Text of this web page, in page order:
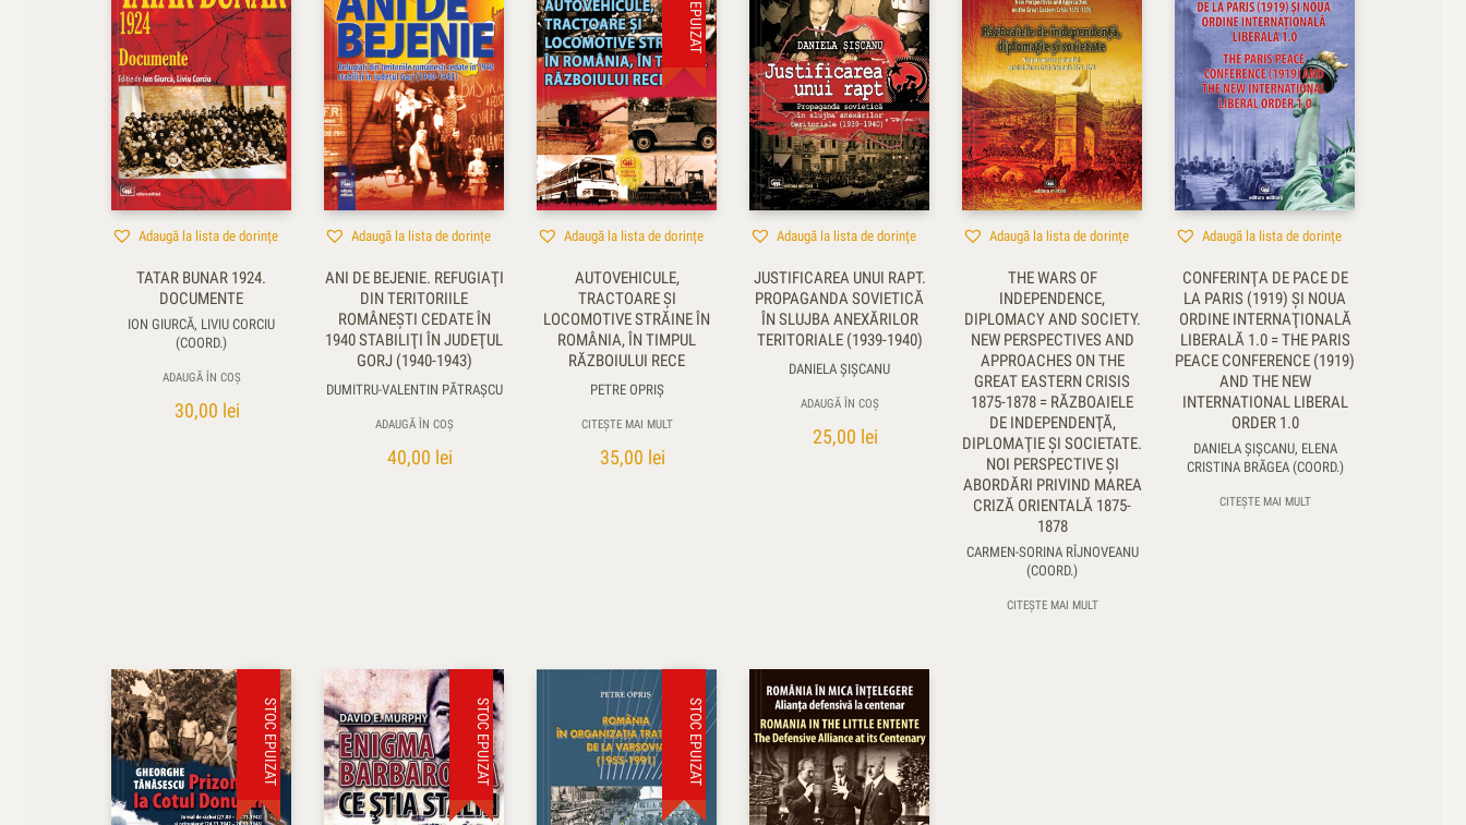
Adaugă la lista de dorințe
TATAR BUNAR 1924.
DOCUMENTE
ION GIURCĂ, LIVIU CORCIU
(COORD.)
ADAUGĂ ÎN COȘ
30,00 lei
Adaugă la lista de dorințe
ANI DE BEJENIE. REFUGIAŢI
DIN TERITORIILE
ROMÂNEŞTI CEDATE ÎN
1940 STABILIŢI ÎN JUDEŢUL
GORJ (1940-1943)
DUMITRU-VALENTIN PĂTRAŞCU
ADAUGĂ ÎN COȘ
40,00 lei
Adaugă la lista de dorințe
AUTOVEHICULE,
TRACTOARE ŞI
LOCOMOTIVE STRĂINE ÎN
ROMÂNIA, ÎN TIMPUL
RĂZBOIULUI RECE
PETRE OPRIŞ
CITEȘTE MAI MULT
35,00 lei
Adaugă la lista de dorințe
JUSTIFICAREA UNUI RAPT.
PROPAGANDA SOVIETICĂ
ÎN SLUJBA ANEXĂRILOR
TERITORIALE (1939-1940)
DANIELA ŞIŞCANU
ADAUGĂ ÎN COȘ
25,00 lei
Adaugă la lista de dorințe
THE WARS OF
INDEPENDENCE,
DIPLOMACY AND SOCIETY.
NEW PERSPECTIVES AND
APPROACHES ON THE
GREAT EASTERN CRISIS
1875-1878 = RĂZBOAIELE
DE INDEPENDENŢĂ,
DIPLOMAŢIE ŞI SOCIETATE.
NOI PERSPECTIVE ŞI
ABORDĂRI PRIVIND MAREA
CRIZĂ ORIENTALĂ 1875-
1878
CARMEN-SORINA RÎJNOVEANU
(COORD.)
CITEȘTE MAI MULT
Adaugă la lista de dorințe
CONFERINŢA DE PACE DE
LA PARIS (1919) ȘI NOUA
ORDINE INTERNAŢIONALĂ
LIBERALĂ 1.0 = THE PARIS
PEACE CONFERENCE (1919)
AND THE NEW
INTERNATIONAL LIBERAL
ORDER 1.0
DANIELA ŞIȘCANU, ELENA
CRISTINA BRĂGEA (COORD.)
CITEȘTE MAI MULT
STOC EPUIZAT STOC EPUIZAT STOC EPUIZAT